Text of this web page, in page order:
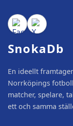
SnokaDb
En ideellt
Norrköpings
matcher, spelare,
ett och samma